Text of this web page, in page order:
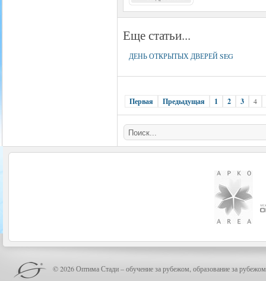
Еще статьи...
ДЕНЬ ОТКРЫТЫХ ДВЕРЕЙ SEG
Первая Предыдущая 1 2 3 4
© 2026 Оптима Стади – обучение за рубежом, образование за